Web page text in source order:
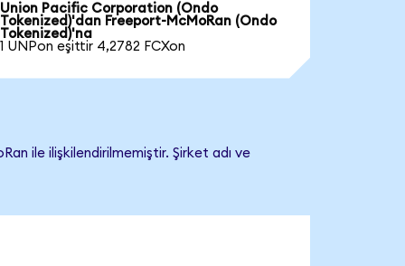
Union Pacific Corporation (Ondo
Tokenized)'dan Freeport-McMoRan (Ondo
Tokenized)'na
1 UNPon eşittir 4,2782 FCXon
ile ilişkilendirilmemiştir. Şirket adı ve